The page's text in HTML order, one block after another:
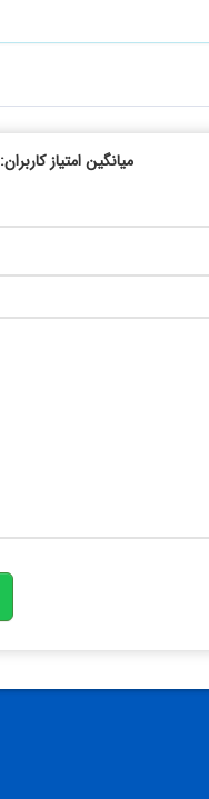
میانگین امتیاز کاربران: 0.0 (0 رای)